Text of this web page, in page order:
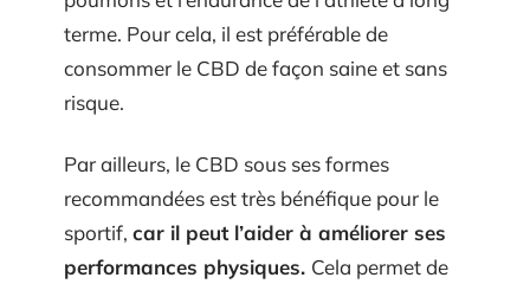
terme. Pour cela, il est préférable de
consommer le CBD de façon saine et sans
risque.
Par ailleurs, le CBD sous ses formes
recommandées est très bénéfique pour le
sportif, car il peut l’aider à améliorer ses
performances physiques. Cela permet de